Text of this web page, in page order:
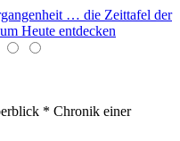
… die Zeittafel der
Heute entdecken
* Chronik einer